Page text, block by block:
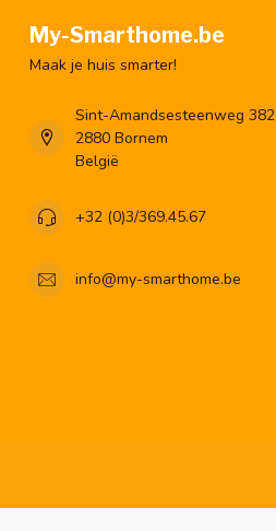
My-Smarthome.be
Maak je huis smarter!
Sint-Amandsesteenweg 382
2880 Bornem
België
+32 (0)3/369.45.67
info@my-smarthome.be